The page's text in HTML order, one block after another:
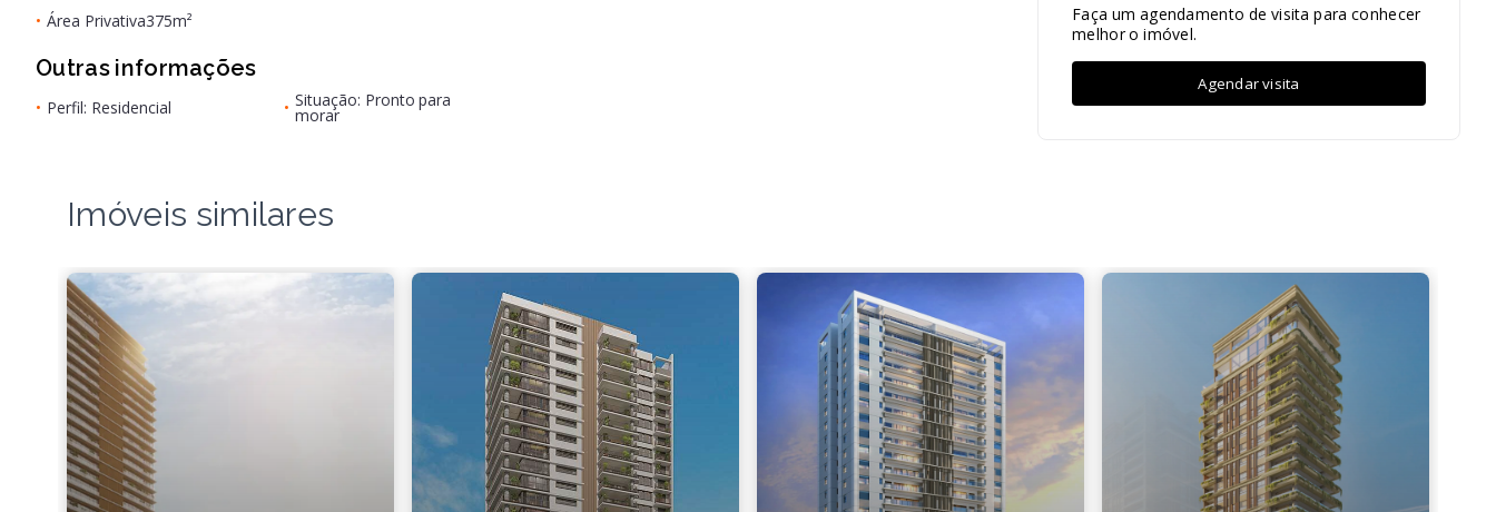
• Área Privativa375m²
Outras informações
• Perfil: Residencial • Situação: Pronto para
morar
Faça um agendamento de visita para conhecer
melhor o imóvel.
Agendar visita
Imóveis similares